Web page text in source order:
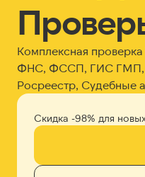
Комплексная
ФНС, ФССП, ГИС ГМП,
Росреестр, Судебные
Скидка -98% для